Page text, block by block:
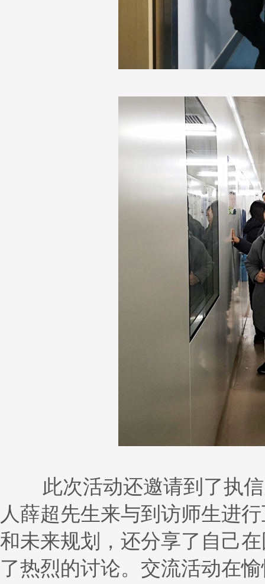
此次活动还邀请到了执信
人薛超先生来与到访师生进
和未来规划，还分享了自己
了热烈的讨论。交流活动在